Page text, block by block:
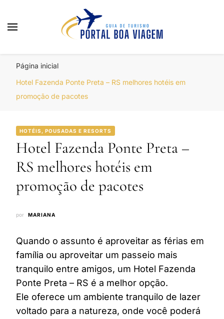
Página inicial
Hotel Fazenda Ponte Preta – RS melhores hotéis em
promoção de pacotes
HOTÉIS, POUSADAS E RESORTS
Hotel Fazenda Ponte Preta –
RS melhores hotéis em
promoção de pacotes
por MARIANA
Quando o assunto é aproveitar as férias em
família ou aproveitar um passeio mais
tranquilo entre amigos, um Hotel Fazenda
Ponte Preta – RS é a melhor opção.
Ele oferece um ambiente tranquilo de lazer
voltado para a natureza, onde você poderá